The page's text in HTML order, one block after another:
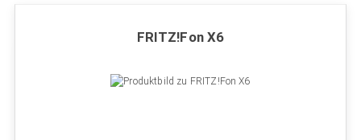
FRITZ!Fon X6